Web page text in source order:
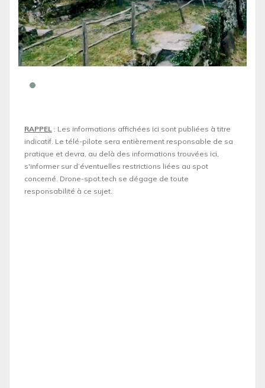
RAPPEL : Les informations affichées ici sont publiées à titre
indicatif. Le télé-pilote sera entièrement responsable de sa
pratique et devra, au delà des informations trouvées ici,
s'informer sur d’éventuelles restrictions liées au spot
concerné. Drone-spot.tech se dégage de toute
responsabilité à ce sujet.